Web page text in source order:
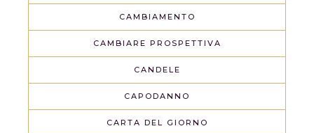
CAMBIAMENTO
CAMBIARE PROSPETTIVA
CANDELE
CAPODANNO
CARTA DEL GIORNO